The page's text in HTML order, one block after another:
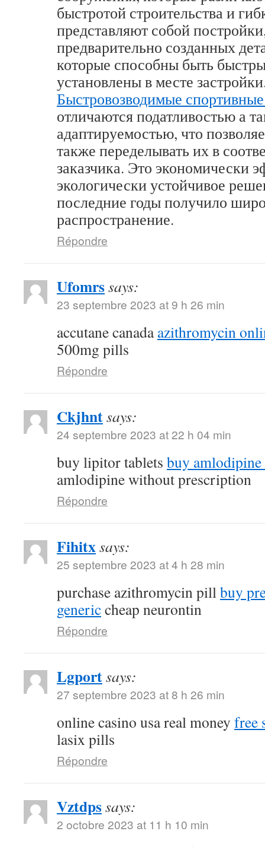
быстротой строительства и
представляют собой
предварительно созданных
которые способны быть
установлены в месте
Быстровозводимые
отличаются податливостью а
адаптируемостью, что
также переделывать их в
заказчика. Это экономически
экологически устойчивое
последние годы получило
распространение.
Répondre
Ufomrssays:
23 septembre 2023 at 9 h 26 min
accutane canadaazithromycin
500mg pills
Répondre
Ckjhntsays:
24 septembre 2023 at 22 h 04 min
buy lipitor tablets buy
amlodipine without prescription
Répondre
Fihitxsays:
25 septembre 2023 at 4 h 28 min
purchase azithromycin pillbuy
genericcheap neurontin
Répondre
Lgportsays:
27 septembre 2023 at 8 h 26 min
online casino usa real money free
lasix pills
Répondre
Vztdpssays:
2 octobre 2023 at 11 h 10 min